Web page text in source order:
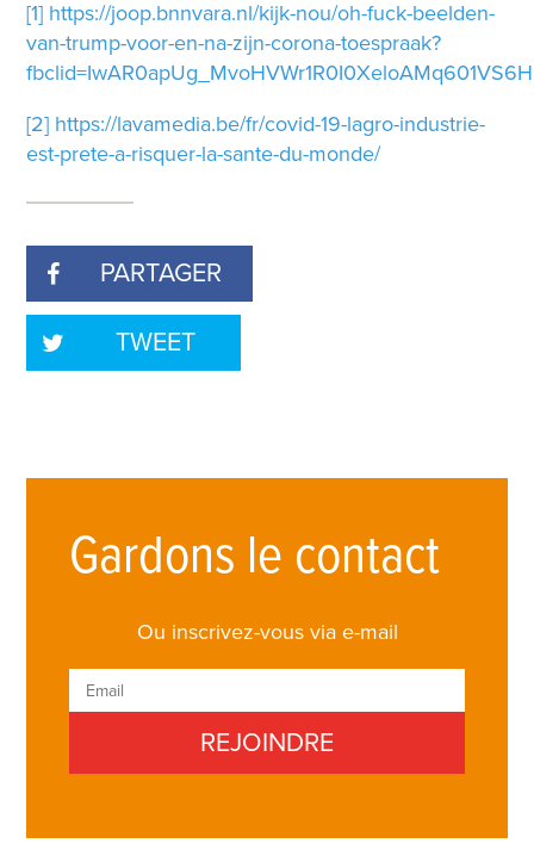
[1] https://joop.bnnvara.nl/kijk-nou/oh-fuck-beelden-
van-trump-voor-en-na-zijn-corona-toespraak?
[2] https://lavamedia.be/fr/covid-19-lagro-industrie-
est-prete-a-risquer-la-sante-du-monde/
PARTAGER
TWEET
Gardons le contact
Ou inscrivez-vous via e-mail